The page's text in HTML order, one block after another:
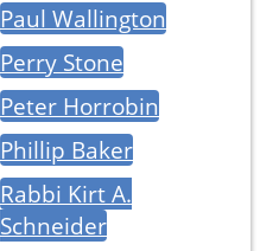
Paul Wallington
Perry Stone
Peter Horrobin
Phillip Baker
Rabbi Kirt A.
Schneider